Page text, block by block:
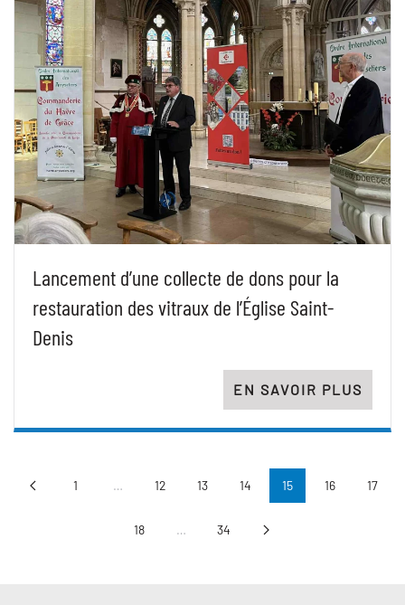
Lancement d’une collecte de dons pour la
restauration des vitraux de l’Église Saint-
Denis
EN SAVOIR PLUS
1 … 12 13 14 15 16 17
18 … 34